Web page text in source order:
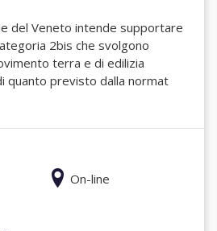
del Veneto intende supportare
2bis che svolgono
terra e di edilizia
quanto previsto dalla normat
On-line